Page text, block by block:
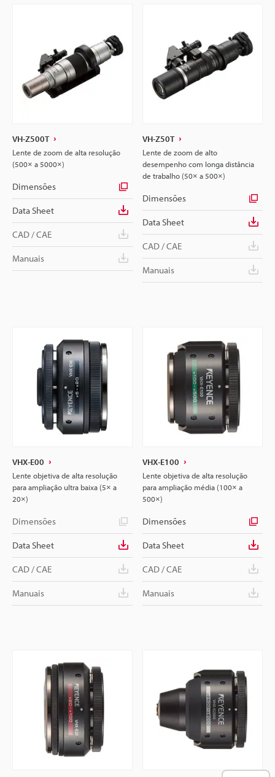
VH-Z500T
Lente de zoom de alta resolução
(500× a 5000×)
Dimensões
Data Sheet
CAD / CAE
Manuais
VH-Z50T
Lente de zoom de alto
desempenho com longa distância
de trabalho (50× a 500×)
Dimensões
Data Sheet
CAD / CAE
Manuais
VHX-E00
Lente objetiva de alta resolução
para ampliação ultra baixa (5× a
20×)
Dimensões
Data Sheet
CAD / CAE
Manuais
VHX-E100
Lente objetiva de alta resolução
para ampliação média (100× a
500×)
Dimensões
Data Sheet
CAD / CAE
Manuais